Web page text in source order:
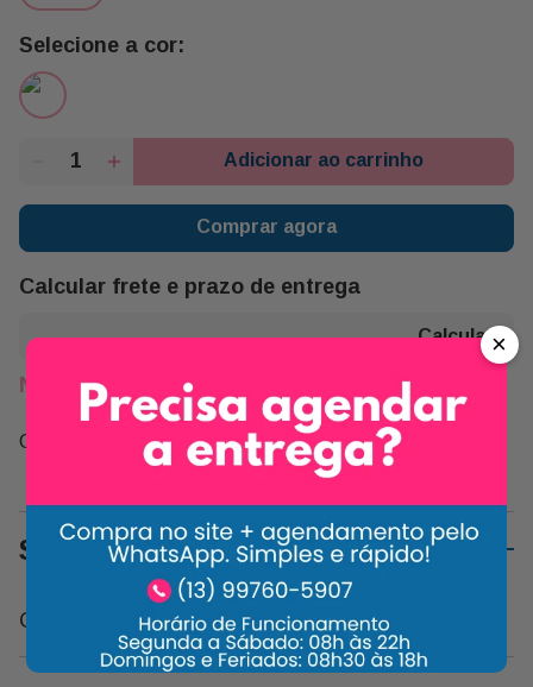
Adicionar ao carrinho
Comprar agora
Calcular frete e prazo de entrega
Não sei meu CEP
Compartilhe:
Sobre o Produto
Confeito de Chocolate Ao Leite M&ms 45g
×